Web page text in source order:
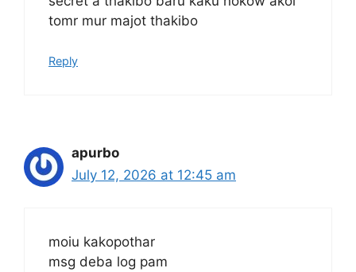
tomr mur majot thakibo
Reply
apurbo
July 12, 2026 at 12:45 am
moiu kakopothar
msg deba log pam